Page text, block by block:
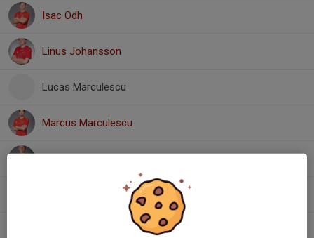
Isac Odh
Linus Johansson
Lucas Marculescu
Marcus Marculescu